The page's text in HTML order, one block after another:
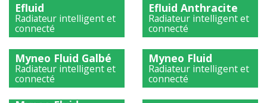
Efluid
Radiateur intelligent et
connecté
Efluid Anthracite
Radiateur intelligent et
connecté
Myneo Fluid Galbé
Radiateur intelligent et
connecté
Myneo Fluid
Radiateur intelligent et
connecté